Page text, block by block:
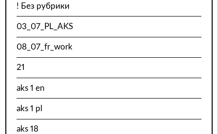
! Без рубрики
03_07_PL_AKS
08_07_fr_work
21
aks 1 en
aks 1 pl
aks 18